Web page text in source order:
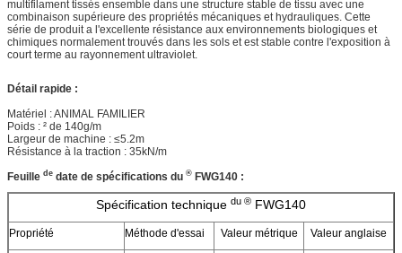
multifilament tissés ensemble dans une structure stable de tissu avec une
combinaison supérieure des propriétés mécaniques et hydrauliques. Cette
série de produit a l'excellente résistance aux environnements biologiques et
chimiques normalement trouvés dans les sols et est stable contre l'exposition à
court terme au rayonnement ultraviolet.
Détail rapide :
Matériel : ANIMAL FAMILIER
Poids : ² de 140g/m
Largeur de machine : ≤5.2m
Résistance à la traction : 35kN/m
Feuille de date de spécifications du ® FWG140 :
Spécification technique du ® FWG140
Propriété Méthode d'essai Valeur métrique Valeur anglaise